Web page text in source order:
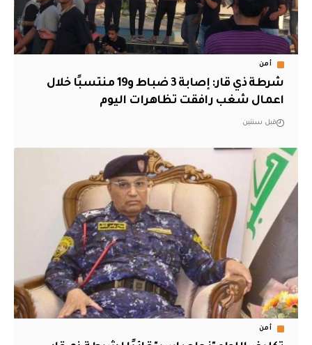
أمن
شرطة ذي قار: إصابة 3 ضباط و19 منتسبًا خلال
اعمال شغب رافقت تظاهرات اليوم
قبل سنتين
أمن